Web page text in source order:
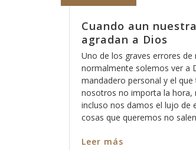
Cuando aun
agradan a Dios
Uno de los graves errores de
normalmente solemos ver a
mandadero personal y el
nosotros no importa la hora,
incluso nos damos el lujo de
cosas que queremos no
Leer más